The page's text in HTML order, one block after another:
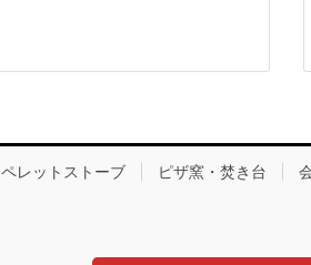
ペレットストーブ ピザ窯・焚き台